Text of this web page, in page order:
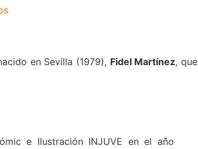
en Sevilla (1979), Fidel Martínez, que
e Ilustración INJUVE en el año